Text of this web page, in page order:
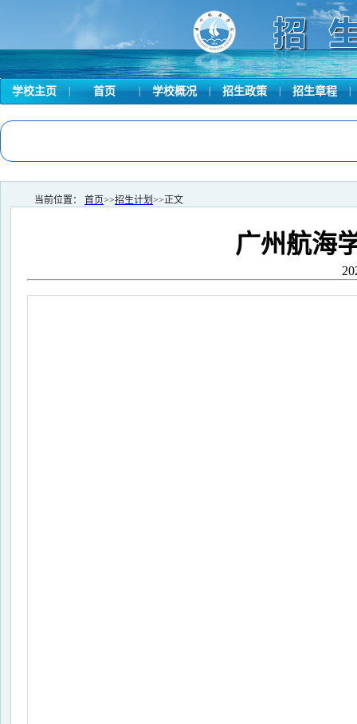
学校主页 首页 | 学校概况 | 招生政策 | 招生章程 |
当前位置： 首页>>招生计划 >>正文
广州航海